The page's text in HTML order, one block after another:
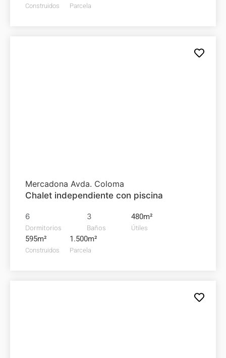
Construidos Parcela
Mercadona Avda. Coloma
Chalet independiente con piscina
6
Dormitorios
3
Baños
480m²
Útiles
595m²
Construidos
1.500m²
Parcela